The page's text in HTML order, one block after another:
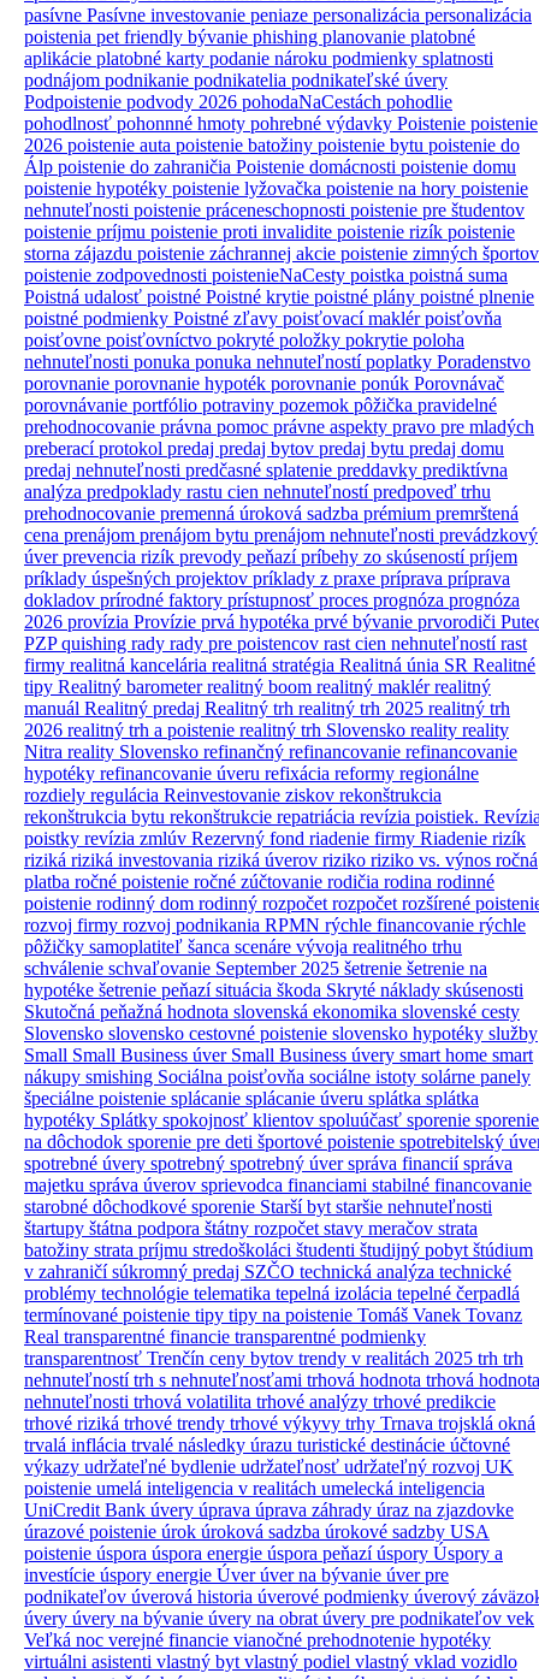
pasívne Pasívne investovanie peniaze personalizácia personalizácia
poistenia pet friendly bývanie phishing planovanie platobné
aplikácie platobné karty podanie nároku podmienky splatnosti
podnájom podnikanie podnikatelia podnikateľské úvery
Podpoistenie podvody 2026 pohodaNaCestách pohodlie
pohodlnosť pohonnné hmoty pohrebné výdavky Poistenie poistenie
2026 poistenie auta poistenie batožiny poistenie bytu poistenie do
Álp poistenie do zahraničia Poistenie domácnosti poistenie domu
poistenie hypotéky poistenie lyžovačka poistenie na hory poistenie
nehnuteľnosti poistenie práceneschopnosti poistenie pre študentov
poistenie príjmu poistenie proti invalidite poistenie rizík poistenie
storna zájazdu poistenie záchrannej akcie poistenie zimných športov
poistenie zodpovednosti poistenieNaCesty poistka poistná suma
Poistná udalosť poistné Poistné krytie poistné plány poistné plnenie
poistné podmienky Poistné zľavy poisťovací maklérpoisťovňa
poisťovne poisťovníctvo pokryté položky pokrytie poloha
nehnuteľnosti ponuka ponuka nehnuteľnostípoplatky Poradenstvo
porovnanie porovnanie hypoték porovnanie ponúk Porovnávač
porovnávanie portfólio potraviny pozemok pôžička pravidelné
prehodnocovanie právna pomoc právne aspekty pravo pre mladých
preberací protokol predaj predaj bytov predaj bytu predaj domu
predaj nehnuteľnosti predčasné splatenie preddavky prediktívna
analýza predpoklady rastu cien nehnuteľnostípredpoveď trhu
prehodnocovanie premenná úroková sadzba prémium premrštená
cena prenájom prenájom bytu prenájom nehnuteľnosti prevádzkový
úverprevencia rizík prevody peňazípríbehy zo skúsenostípríjem
príklady úspešných projektov príklady z praxe príprava príprava
dokladov prírodné faktory prístupnosť proces prognóza prognóza
2026 provízia Provízie prvá hypotéka prvé bývanie prvorodiči
PZPquishing rady rady pre poistencov rast cien nehnuteľnostírast
firmy realitná kancelária realitná stratégia Realitná únia SR Realitné
tipy Realitný barometerrealitný boom realitný maklérrealitný
manuál Realitný predaj Realitný trh realitný trh 2025 realitný trh
2026 realitný trh a poistenie realitný trh Slovensko reality reality
Nitra reality Slovensko refinančný refinancovanie refinancovanie
hypotéky refinancovanie úveru refixácia reformy regionálne
rozdiely regulácia Reinvestovanie ziskov rekonštrukcia
rekonštrukcia bytu rekonštrukcie repatriácia revízia poistiek.
poistky revízia zmlúv Rezervný fond riadenie firmy Riadenie rizík
riziká riziká investovania riziká úverov riziko riziko vs. výnos ročná
platba ročné poistenie ročné zúčtovanie rodičia rodina rodinné
poistenie rodinný dom rodinný rozpočet rozpočet rozšírené
rozvoj firmy rozvoj podnikania RPMN rýchle financovanie rýchle
pôžičky samoplatiteľ šanca scenáre vývoja realitného trhu
schválenie schvaľovanie September 2025 šetrenie šetrenie na
hypotéke šetrenie peňazísituácia škoda Skryté náklady skúsenosti
Skutočná peňažná hodnota slovenská ekonomika slovenské cesty
Slovensko slovensko cestovné poistenie slovensko hypotéky služby
Small Small Business úver Small Business úvery smart home smart
nákupy smishing Sociálna poisťovňa sociálne istoty solárne panely
špeciálne poistenie splácanie splácanie úveru splátka splátka
hypotéky Splátky spokojnosť klientov spoluúčasť sporenie sporenie
na dôchodok sporenie pre deti športové poistenie spotrebitelský
spotrebné úvery spotrebný spotrebný úverspráva financiíspráva
majetku správa úverov sprievodca financiami stabilné financovanie
starobné dôchodkové sporenie Starší byt staršie nehnuteľnosti
štartupy štátna podpora štátny rozpočet stavy meračov strata
batožiny strata príjmu stredoškoláci študenti študijný pobyt štúdium
v zahraničísúkromný predaj SZČO technická analýza technické
problémy technológie telematika tepelná izolácia tepelné čerpadlá
termínované poistenie tipy tipy na poistenie Tomáš Vanek Tovanz
Real transparentné financie transparentné podmienky
transparentnosť Trenčín ceny bytov trendy v realitách 2025 trh trh
nehnuteľnostítrh s nehnuteľnosťami trhová hodnota trhová hodnota
nehnuteľnosti trhová volatilita trhové analýzy trhové predikcie
trhové riziká trhové trendy trhové výkyvy trhy Trnava trojsklá okná
trvalá inflácia trvalé následky úrazu turistické destinácie účtovné
výkazy udržateľné bydlenie udržateľnosť udržateľný rozvoj UK
poistenie umelá inteligencia v realitách umelecká inteligencia
UniCredit Bank úvery úprava úprava záhrady úraz na zjazdovke
úrazové poistenie úrok úroková sadzba úrokové sadzby USA
poistenie úspora úspora energie úspora peňazíúspory Úspory a
investície úspory energie Úverúver na bývanie úver pre
podnikateľov úverová historia úverové podmienky úverový
úvery úvery na bývanie úvery na obrat úvery pre podnikateľov vek
Veľká noc verejné financie vianočné prehodnotenie hypotéky
virtuálni asistenti vlastný byt vlastný podiel vlastný vklad vozidlo